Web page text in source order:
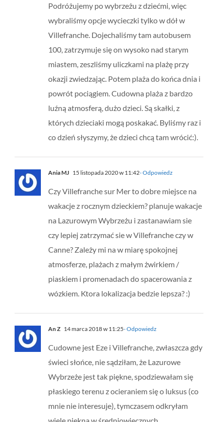
Podróżujemy po wybrzeżu z dziećmi, więc
wybraliśmy opcje wycieczki tylko w dół w
Villefranche. Dojechaliśmy tam autobusem
100, zatrzymuje się on wysoko nad starym
miastem, zeszliśmy uliczkami na plażę przy
okazji zwiedzając. Potem plaża do końca dnia i
powrót pociągiem. Cudowna plaża z bardzo
luźną atmosferą, dużo dzieci. Są skałki, z
których dzieciaki mogą poskakać. Byliśmy raz i
co dzień słyszymy, że dzieci chcą tam wrócić:).
Ania MJ 15 listopada 2020 w 11:42- Odpowiedz
Czy Villefranche sur Mer to dobre miejsce na
wakacje z rocznym dzieckiem? planuje wakacje
na Lazurowym Wybrzeżu i zastanawiam sie
czy lepiej zatrzymać sie w Villefranche czy w
Canne? Zależy mi na w miarę spokojnej
atmosferze, plażach z małym żwirkiem /
piaskiem i promenadach do spacerowania z
wózkiem. Ktora lokalizacja bedzie lepsza? :)
An Z 14 marca 2018 w 11:25- Odpowiedz
Cudowne jest Eze i Villefranche, zwłaszcza gdy
świeci słońce, nie sądziłam, że Lazurowe
Wybrzeże jest tak piękne, spodziewałam się
płaskiego terenu z ocieraniem się o luksus (co
mnie nie interesuje), tymczasem odkryłam